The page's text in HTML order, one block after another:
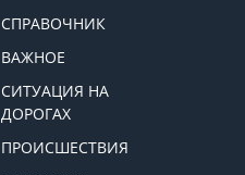
СПРАВОЧНИК
ВАЖНОЕ
СИТУАЦИЯ НА
ДОРОГАХ
ПРОИСШЕСТВИЯ